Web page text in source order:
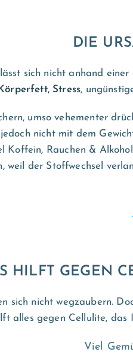
DIE
sich nicht anhand
Körperfett, Stress,
umso vehementer
nicht mit dem
Koffein, Rauchen &
weil der Stoffwechsel
HILFT GEGEN
sich nicht wegzaubern.
alles gegen Cellulite, das
Viel